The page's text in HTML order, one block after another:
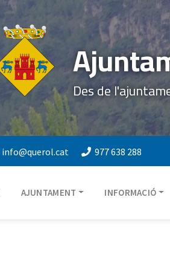
Des de
info@querol.cat 977 638 288
AJUNTAMENT INFORMACIÓ